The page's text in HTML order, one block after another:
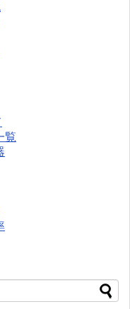
覧